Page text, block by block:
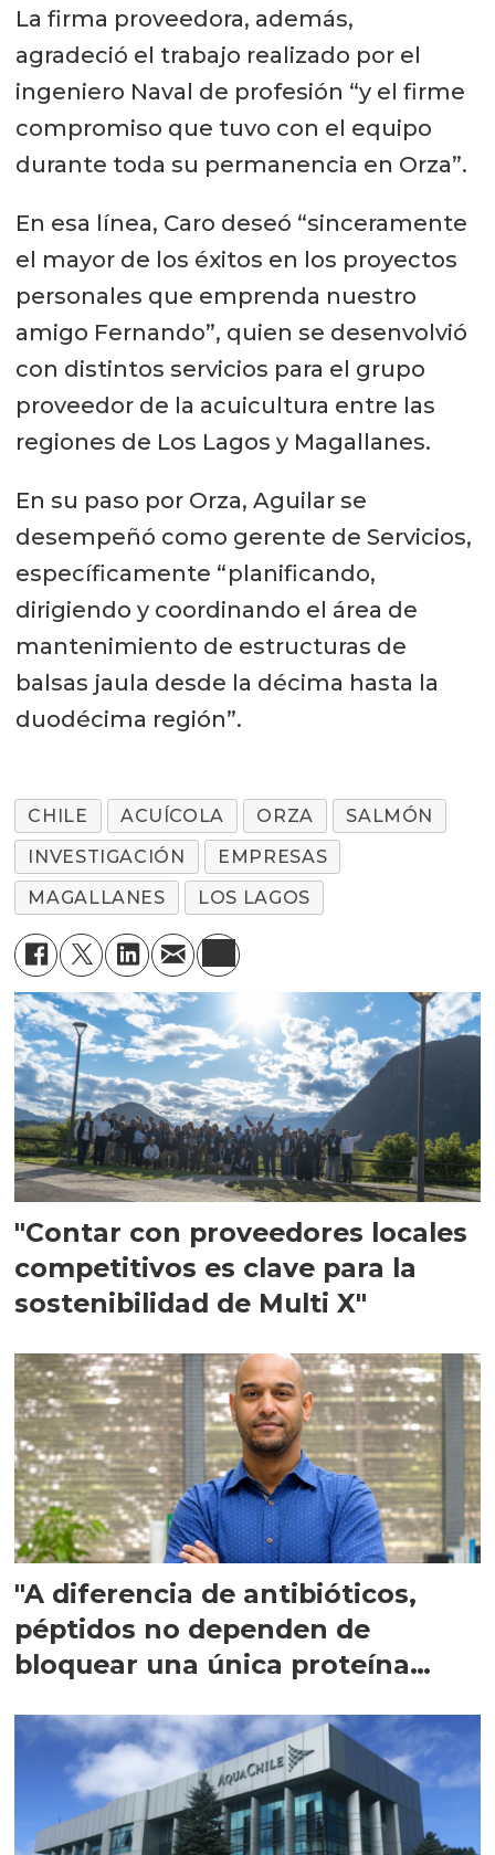
La firma proveedora, además,
agradeció el trabajo realizado por el
ingeniero Naval de profesión “y el firme
compromiso que tuvo con el equipo
durante toda su permanencia en Orza”.
En esa línea, Caro deseó “sinceramente
el mayor de los éxitos en los proyectos
personales que emprenda nuestro
amigo Fernando”, quien se desenvolvió
con distintos servicios para el grupo
proveedor de la acuicultura entre las
regiones de Los Lagos y Magallanes.
En su paso por Orza, Aguilar se
desempeñó como gerente de Servicios,
específicamente “planificando,
dirigiendo y coordinando el área de
mantenimiento de estructuras de
balsas jaula desde la décima hasta la
duodécima región”.
CHILE ACUÍCOLA ORZA
SALMÓN
INVESTIGACIÓN
EMPRESAS
MAGALLANES
LOS LAGOS
"Contar con proveedores locales
competitivos es clave para la
sostenibilidad de Multi X"
"A diferencia de antibióticos,
péptidos no dependen de
bloquear una única proteína